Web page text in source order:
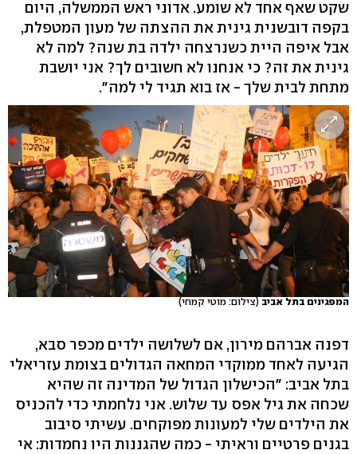
שקט שאף אחד לא שומע. אדוני ראש הממשלה, היום
בקפה דובשנית גינית את ההצתה של מעון המטפלת,
אבל איפה היית כשנרצחה ילדה בת שנה? למה לא
גינית את זה? כי אנחנו לא חשובים לך? אני יושבת
מתחת לבית שלך - אז בוא תגיד לי למה".
המפגינים בתל אביב (צילום: מוטי קמחי)
דפנה אברהם מירון, אם לשלושה ילדים מכפר סבא,
הגיעה לאחד ממוקדי המחאה הגדולים בצומת עזריאלי
בתל אביב: "הכישלון הגדול של המדינה זה שהיא
שכחה את גיל אפס עד שלוש. אני נלחמתי כדי להכניס
את הילדים שלי למעונות מפוקחים. עשיתי סיבוב
בגנים פרטיים וראיתי - כמה שהגננות היו נחמדות: אי